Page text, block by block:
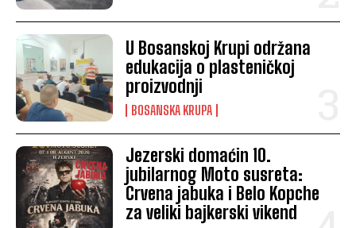
U Bosanskoj Krupi održana
edukacija o plasteničkoj
proizvodnji
BOSANSKA KRUPA
Jezerski domaćin 10.
jubilarnog Moto susreta:
Crvena jabuka i Belo Kopche
za veliki bajkerski vikend